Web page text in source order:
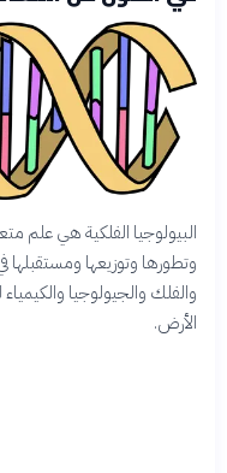
البيولوجيا الفلكية هي
وتطورها وتوزيعها ومستقبلها
والفلك والجيولوجيا
الأرض.